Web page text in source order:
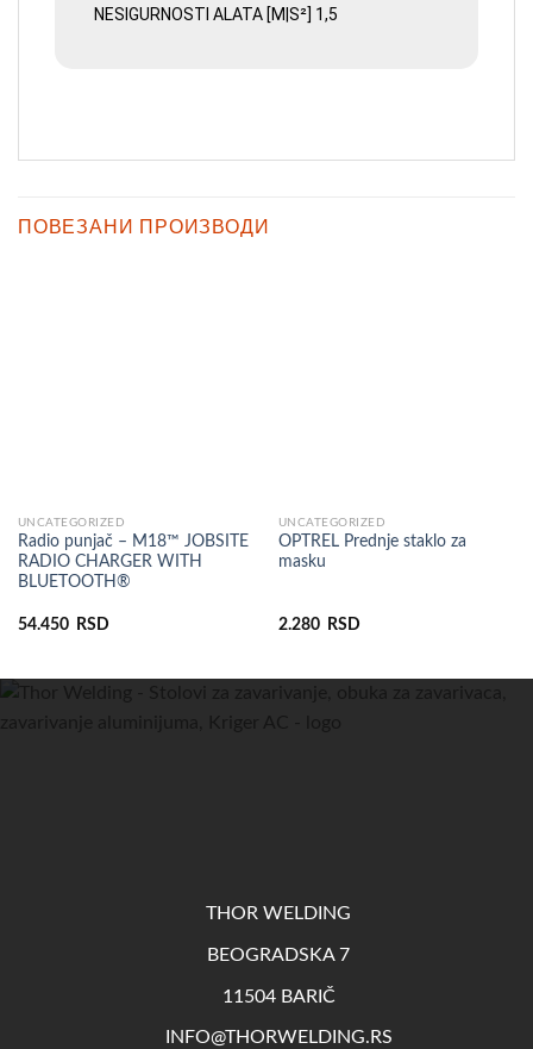
NESIGURNOSTI ALATA [M|S²] 1,5
ПОВЕЗАНИ ПРОИЗВОДИ
UNCATEGORIZED
Radio punjač – M18™ JOBSITE
RADIO CHARGER WITH
BLUETOOTH®
54.450 RSD
UNCATEGORIZED
OPTREL Prednje staklo za
masku
2.280 RSD
THOR WELDING
BEOGRADSKA 7
11504 BARIČ
INFO@THORWELDING.RS